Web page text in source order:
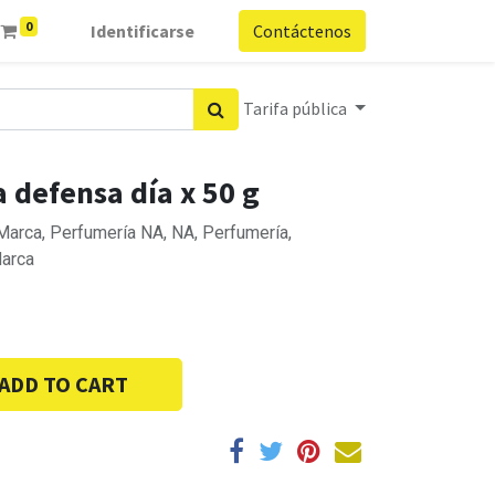
0 Identificarse Contáctenos
Tarifa pública
defensa día x 50 g
Perfumería NA, NA, Perfumería,
TO CART